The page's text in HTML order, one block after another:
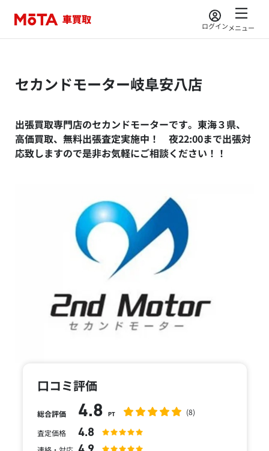
ログインメニュー
セカンドモーター岐阜安八店
出張買取専門店のセカンドモーターです。東海３県、
高価買取、無料出張査定実施中！ 夜22:00まで出張対
応致しますので是非お気軽にご相談ください！！
口コミ評価
総合評価 4.8 PT (8)
査定価格
4.8